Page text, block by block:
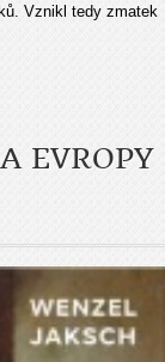
Vznikl tedy zmatek
EVROPY